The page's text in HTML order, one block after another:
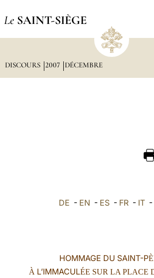
Le SAINT-SIÈGE
DISCOURS 2007 DÉCEMBRE
DE - EN - ES - FR - IT -
HOMMAGE DU SAINT-P
À L’IMMACULÉE SUR LA PLACE